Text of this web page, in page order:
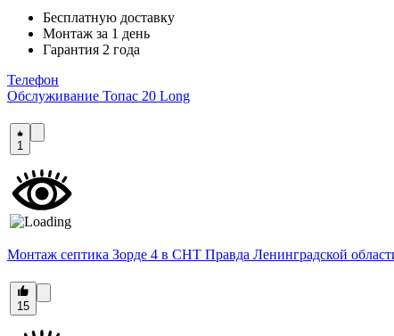
Бесплатную доставку
Монтаж за 1 день
Гарантия 2 года
Телефон
Обслуживание Топас 20 Long
1
Монтаж септика Зорде 4 в СНТ Правда Ленинградской
15